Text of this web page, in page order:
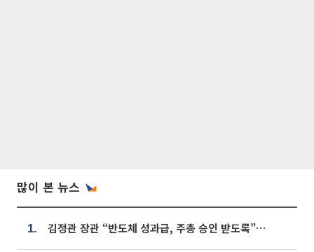
많이 본 뉴스
1. 김정관 장관 “반도체 성과급, 주총 승인 받도록”…상법·자본시장법 개정 시사